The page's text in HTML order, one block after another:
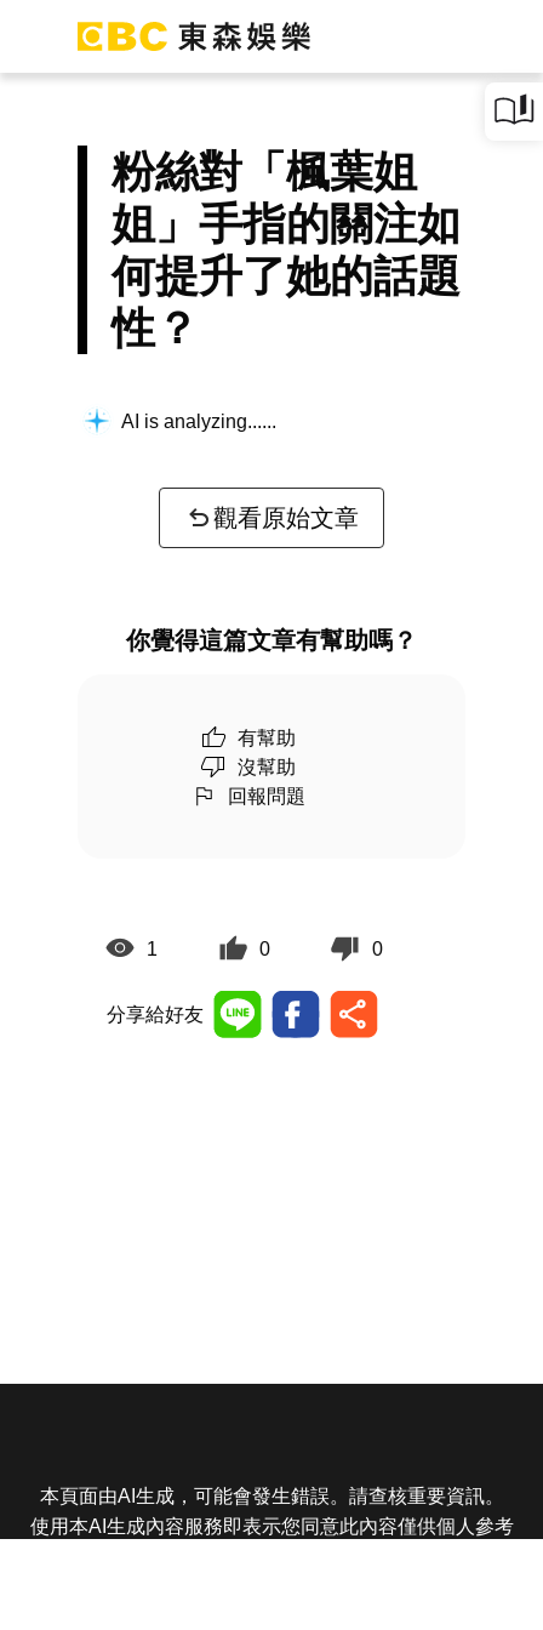
粉絲對「楓葉姐
姐」手指的關注如
何提升了她的話題
性？
AI is analyzing...
觀看原始文章
你覺得這篇文章有幫助嗎？
有幫助
沒幫助
回報問題
1 0 0
分享給好友
本頁面由AI生成，可能會發生錯誤。請查核重要資訊。
使用本AI生成內容服務即表示您同意此內容僅供個人參考